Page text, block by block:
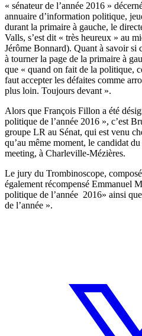
« sénateur de l’année 2016 »
annuaire d’information politique,
durant la primaire à gauche, le
Valls, s’est dit « très heureux » au
Jérôme Bonnard). Quant à savoir si
à tourner la page de la primaire à
que « quand on fait de la politique,
faut accepter les défaites comme
plus loin. Toujours devant ».
Alors que François Fillon a été
politique de l’année 2016 », c’est
groupe LR au Sénat, qui est venu
qu’au même moment, le candidat
meeting, à Charleville-Mézières.
Le jury du Trombinoscope,
également récompensé Emmanuel
politique de l’année 2016» ainsi
de l’année ».